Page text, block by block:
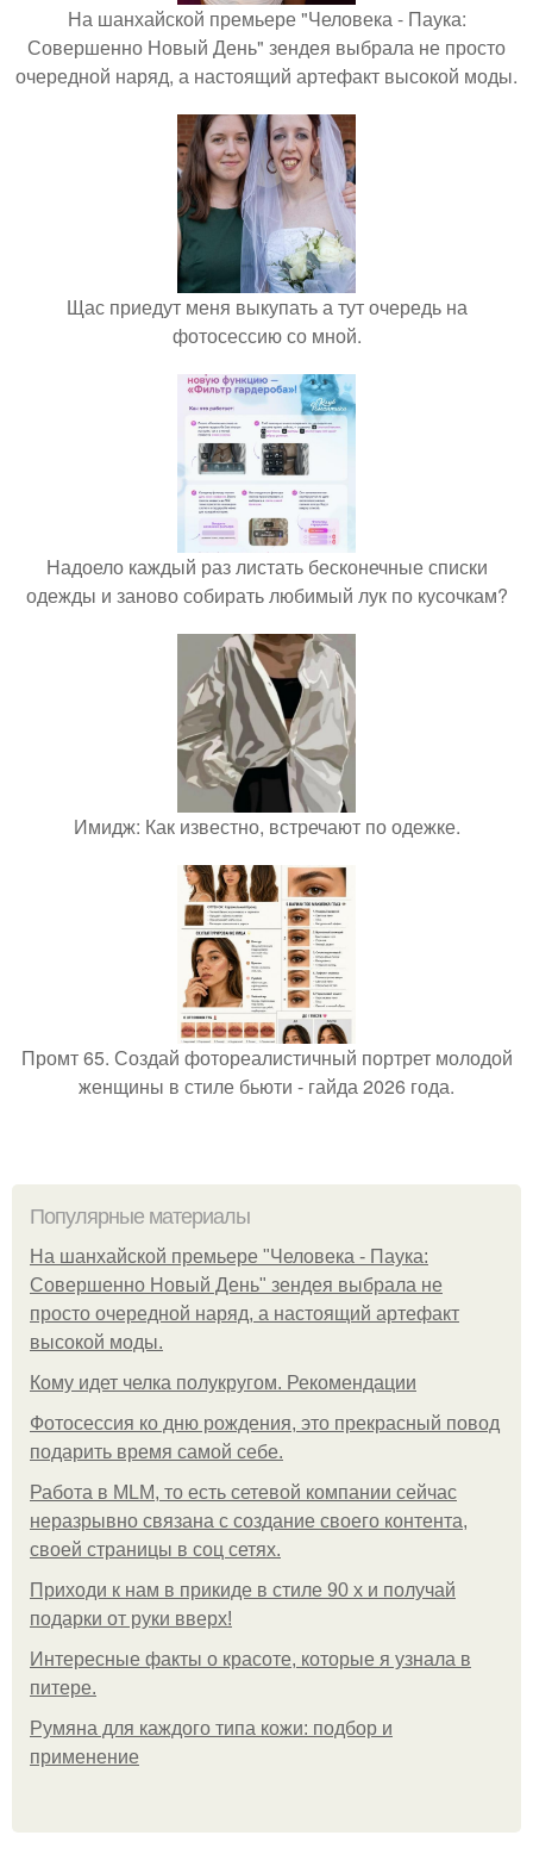
На шанхайской премьере "Человека - Паука:
Совершенно Новый День" зендея выбрала не просто
очередной наряд, а настоящий артефакт высокой моды.
Щас приедут меня выкупать а тут очередь на
фотосессию со мной.
Надоело каждый раз листать бесконечные списки
одежды и заново собирать любимый лук по кусочкам?
Имидж: Как известно, встречают по одежке.
Промт 65. Создай фотореалистичный портрет молодой
женщины в стиле бьюти - гайда 2026 года.
Популярные материалы
На шанхайской премьере "Человека - Паука:
Совершенно Новый День" зендея выбрала не
просто очередной наряд, а настоящий артефакт
высокой моды.
Кому идет челка полукругом. Рекомендации
Фотосессия ко дню рождения, это прекрасный повод
подарить время самой себе.
Работа в MLM, то есть сетевой компании сейчас
неразрывно связана с создание своего контента,
своей страницы в соц сетях.
Приходи к нам в прикиде в стиле 90 х и получай
подарки от руки вверх!
Интересные факты о красоте, которые я узнала в
питере.
Румяна для каждого типа кожи: подбор и
применение